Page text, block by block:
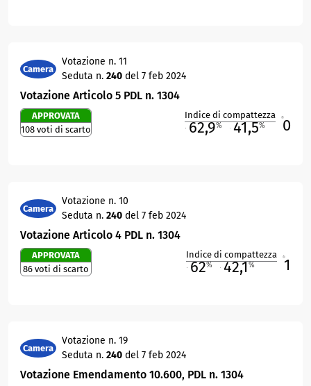
Camera
Votazione n. 11
Seduta n. 240 del 7 feb 2024
Votazione Articolo 5 PDL n. 1304
APPROVATA
108 voti di scarto
Indice di compattezza
62,9% 41,5% 0
Camera
Votazione n. 10
Seduta n. 240 del 7 feb 2024
Votazione Articolo 4 PDL n. 1304
APPROVATA
86 voti di scarto
Indice di compattezza
62% 42,1% 1
Camera
Votazione n. 19
Seduta n. 240 del 7 feb 2024
Votazione Emendamento 10.600, PDL n. 1304